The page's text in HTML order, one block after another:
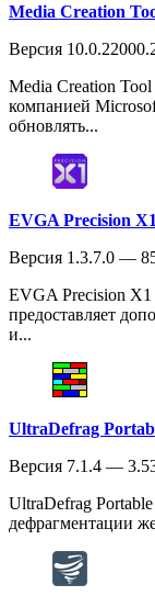
Media Creation
Версия
Media Creation
компанией
обновлять...
EVGA Precision X1
Версия 1.3.7.0 —
EVGA Precision
предоставляет
и...
UltraDefrag
Версия 7.1.4 —
UltraDefrag
дефрагментации